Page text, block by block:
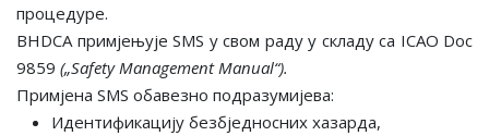
процедуре.
BHDCA примјењује SMS у свом раду у складу са ICAO Doc
9859 („Safety Management Manual“).
Примјена SMS обавезно подразумијева:
Идентификацију безбједносних хазарда,